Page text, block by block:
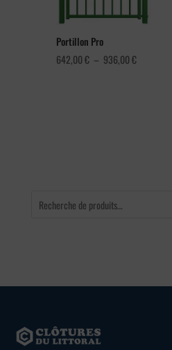
Portillon Pro
642,00€ – 936,00€Plage